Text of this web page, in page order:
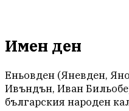
Имен ден
Еньовден (Яневден,
Ивъндън, Иван
българския народен